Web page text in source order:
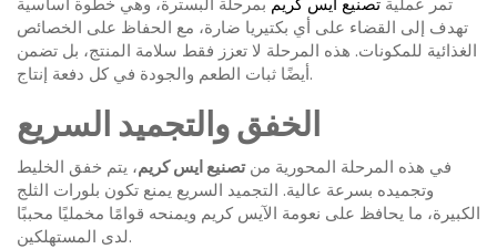
تهدف إلى القضاء على أي بكتيريا ضارة، مع الحفاظ على الخصائص
الغذائية للمكونات. هذه المرحلة لا تعزز فقط سلامة المنتج، بل تضمن
أيضًا ثبات الطعم والجودة في كل دفعة إنتاج.
الخفق والتجميد السريع
في هذه المرحلة المحورية منتصنيع ايس كريم، يتم خفق الخليط
وتجميده بسرعة عالية. التجميد السريع يمنع تكون بلورات الثلج
الكبيرة، ما يحافظ على نعومة الآيس كريم ويمنحه قوامًا مخمليًا محببًا
لدى المستهلكين.